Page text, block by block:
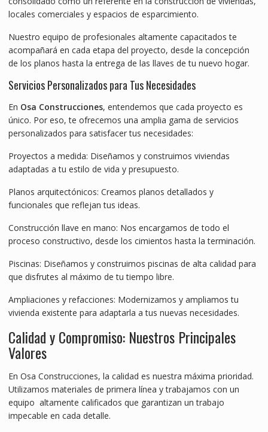
locales comerciales y espacios de esparcimiento.
Nuestro equipo de profesionales altamente capacitados te
acompañará en cada etapa del proyecto, desde la concepción
de los planos hasta la entrega de las llaves de tu nuevo hogar.
Servicios Personalizados para Tus Necesidades
En Osa Construcciones, entendemos que cada proyecto es
único. Por eso, te ofrecemos una amplia gama de servicios
personalizados para satisfacer tus necesidades:
Proyectos a medida: Diseñamos y construimos viviendas
adaptadas a tu estilo de vida y presupuesto.
Planos arquitectónicos: Creamos planos detallados y
funcionales que reflejan tus ideas.
Construcción llave en mano: Nos encargamos de todo el
proceso constructivo, desde los cimientos hasta la terminación.
Piscinas: Diseñamos y construimos piscinas de alta calidad para
que disfrutes al máximo de tu tiempo libre.
Ampliaciones y refacciones: Modernizamos y ampliamos tu
vivienda existente para adaptarla a tus nuevas necesidades.
Calidad y Compromiso: Nuestros Principales
Valores
En Osa Construcciones, la calidad es nuestra máxima prioridad.
Utilizamos materiales de primera línea y trabajamos con un
equipo altamente calificados que garantizan un trabajo
impecable en cada detalle.